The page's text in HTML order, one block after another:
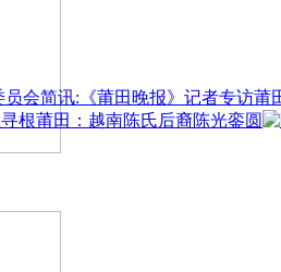
简讯:《莆田晚报》记者专访莆
寻根莆田：越南陈氏后裔陈光銮圆